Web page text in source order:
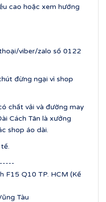
cao hoặc xem hướng
viber/zalo số 0122
đừng ngại vì shop
chất vải và đường may
Cách Tân là xưởng
shop áo dài.
F15 Q10 TP. HCM (Kế
Tàu